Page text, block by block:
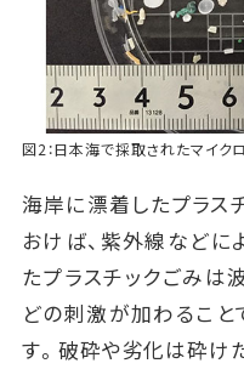
図2：日本海で採取されたマイク
海岸に漂着したプラス
おけば、紫外線などに
たプラスチックごみは
どの刺激が加わること
す。破砕や劣化は砕け